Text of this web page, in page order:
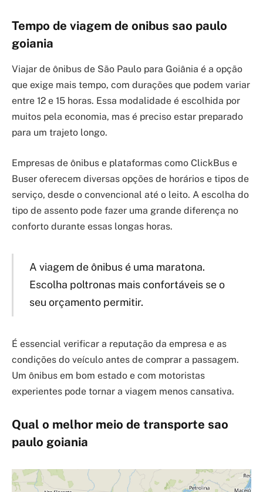
Tempo de viagem de onibus sao paulo
goiania
Viajar de ônibus de São Paulo para Goiânia é a opção
que exige mais tempo, com durações que podem variar
entre 12 e 15 horas. Essa modalidade é escolhida por
muitos pela economia, mas é preciso estar preparado
para um trajeto longo.
Empresas de ônibus e plataformas como ClickBus e
Buser oferecem diversas opções de horários e tipos de
serviço, desde o convencional até o leito. A escolha do
tipo de assento pode fazer uma grande diferença no
conforto durante essas longas horas.
A viagem de ônibus é uma maratona.
Escolha poltronas mais confortáveis se o
seu orçamento permitir.
É essencial verificar a reputação da empresa e as
condições do veículo antes de comprar a passagem.
Um ônibus em bom estado e com motoristas
experientes pode tornar a viagem menos cansativa.
Qual o melhor meio de transporte sao
paulo goiania